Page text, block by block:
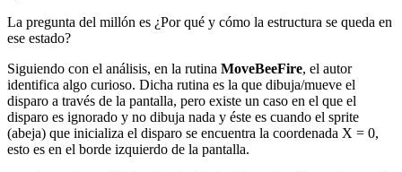
La pregunta del millón es ¿Por qué y cómo la estructura se queda en
ese estado?
Siguiendo con el análisis, en la rutina MoveBeeFire, el autor
identifica algo curioso. Dicha rutina es la que dibuja/mueve el
disparo a través de la pantalla, pero existe un caso en el que el
disparo es ignorado y no dibuja nada y éste es cuando el sprite
(abeja) que inicializa el disparo se encuentra la coordenada X = 0,
esto es en el borde izquierdo de la pantalla.